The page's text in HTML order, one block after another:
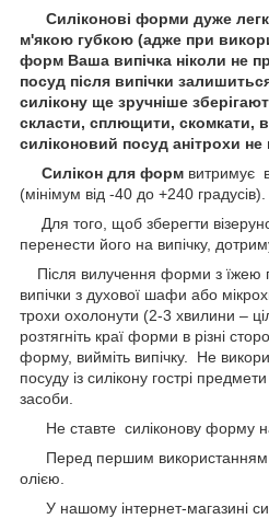
Силіконові форми дуже
м'якою губкою (адже при
форм Ваша випічка ніколи не
посуд після випічки
силікону ще зручніше
скласти, сплющити, скомкати,
силіконовий посуд анітрохи
Силікон для форм витримує
(мінімум від -40 до +240 градусів).
Для того, щоб зберегти
перенести його на випічку,
Після вилучення форми з їжею
випічки з духової шафи або
трохи охолонути (2-3 хвилини –
розтягніть краї форми в різні
форму, вийміть випічку. Не
посуду із силікону гострі
засоби.
Не ставте силіконову форму
Перед першим використанням
олією.
У нашому інтернет-магазині